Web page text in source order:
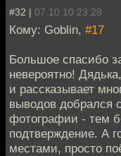
#32 | 07.10.10 23:28
Кому: Goblin, #17
Большое спасибо
невероятно!
и рассказывает
выводов добрался
фотографии - тем
подтверждение. А
местами, просто